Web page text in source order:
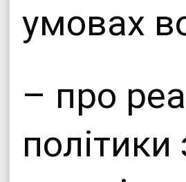
умовах
– про